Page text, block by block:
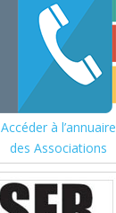
Accéder à l’annuaire
des Associations